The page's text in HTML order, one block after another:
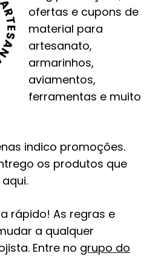
ofertas e cupons de
material para
artesanato,
armarinhos,
aviamentos,
ferramentas e muito
indico promoções.
os produtos que
rápido! As regras e
a qualquer
Entre no grupo do